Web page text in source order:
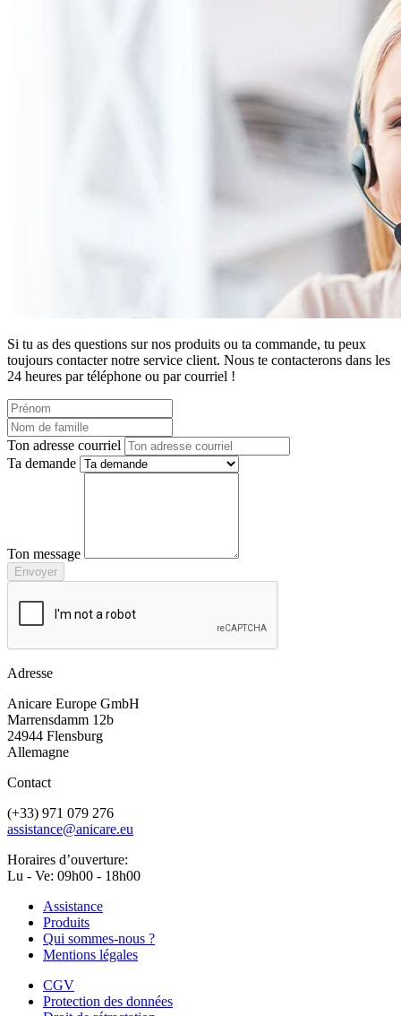
Si tu as des questions sur nos produits ou ta commande, tu peux
toujours contacter notre service client. Nous te contacterons dans les
24 heures par téléphone ou par courriel !
Ton adresse courriel
Ta demande
Ton message
Envoyer
Adresse
Anicare Europe GmbH
Marrensdamm 12b
24944 Flensburg
Allemagne
Contact
(+33) 971 079 276
assistance@anicare.eu
Horaires d’ouverture:
Lu - Ve: 09h00 - 18h00
Assistance
Produits
Qui sommes-nous ?
Mentions légales
CGV
Protection des données